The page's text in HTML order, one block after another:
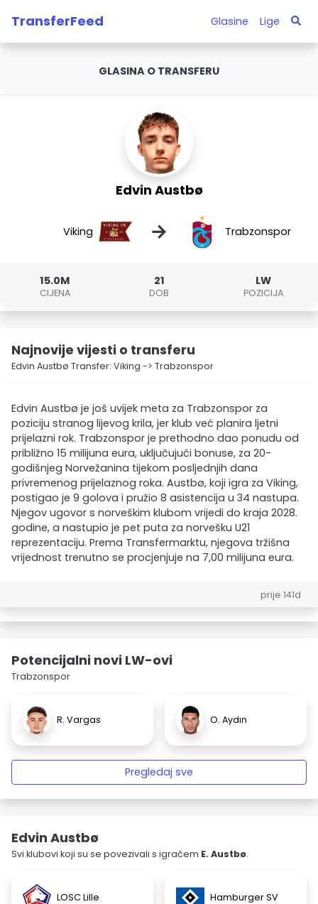
TransferFeed Glasine Lige
GLASINA O TRANSFERU
Edvin Austbø
Viking → Trabzonspor
15.0M
CIJENA
21
DOB
LW
POZICIJA
Najnovije vijesti o transferu
Edvin Austbø Transfer: Viking -> Trabzonspor
Edvin Austbø je još uvijek meta za Trabzonspor za
poziciju stranog lijevog krila, jer klub već planira ljetni
prijelazni rok. Trabzonspor je prethodno dao ponudu od
približno 15 milijuna eura, uključujući bonuse, za 20-
godišnjeg Norvežanina tijekom posljednjih dana
privremenog prijelaznog roka. Austbø, koji igra za Viking,
postigao je 9 golova i pružio 8 asistencija u 34 nastupa.
Njegov ugovor s norveškim klubom vrijedi do kraja 2028.
godine, a nastupio je pet puta za norvešku U21
reprezentaciju. Prema Transfermarktu, njegova tržišna
vrijednost trenutno se procjenjuje na 7,00 milijuna eura.
prije 141d
Potencijalni novi LW-ovi
Trabzonspor
R. Vargas O. Aydın
Pregledaj sve
Edvin Austbø
Svi klubovi koji su se povezivali s igračem E. Austbø.
LOSC Lille Hamburger SV